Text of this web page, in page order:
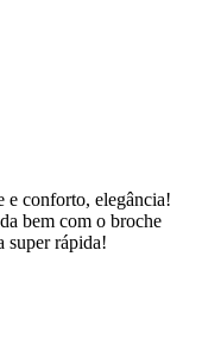
conforto, elegância!
bem com o broche
super rápida!